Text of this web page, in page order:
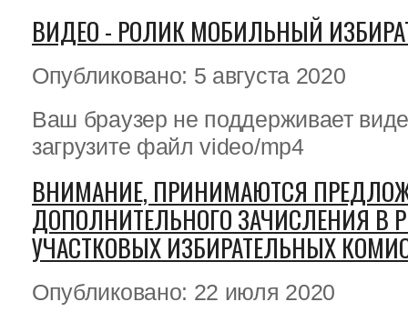
ВИДЕО - РОЛИК МОБИЛЬНЫЙ
Опубликовано: 5 августа 2020
Ваш браузер не поддерживает
загрузите файл video/mp4
ВНИМАНИЕ, ПРИНИМАЮТСЯ
ДОПОЛНИТЕЛЬНОГО ЗАЧИСЛЕНИЯ В
УЧАСТКОВЫХ ИЗБИРАТЕЛЬНЫХ
Опубликовано: 22 июля 2020